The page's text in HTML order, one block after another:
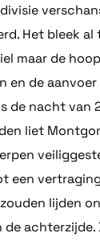
Het bleek
maar de
en de
de nacht van
liet
een
lijden
de